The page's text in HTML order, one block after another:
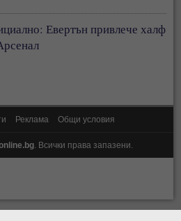
Евертън привлече халф
Реклама Общи условия
. Всички права запазени.